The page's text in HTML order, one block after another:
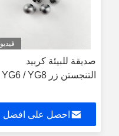
فيديو
صديقة للبيئة كربيد
التنجستن زر YG6 / YG8
احصل على افضل